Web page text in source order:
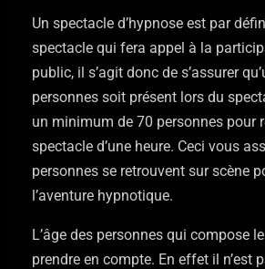
Un spectacle d’hypnose est par
spectacle qui fera appel à la
public, il s’agit donc de s’assurer
personnes soit présent lors du
un minimum de 70 personnes pour
spectacle d’une heure. Ceci vous
personnes se retrouvent sur scène
l’aventure hypnotique.
L’âge des personnes qui compose
prendre en compte. En effet il n’est